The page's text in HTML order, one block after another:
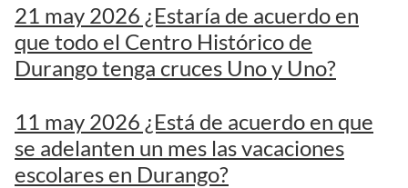
21 may 2026 ¿Estaría de acuerdo en
que todo el Centro Histórico de
Durango tenga cruces Uno y Uno?
11 may 2026 ¿Está de acuerdo en que
se adelanten un mes las vacaciones
escolares en Durango?